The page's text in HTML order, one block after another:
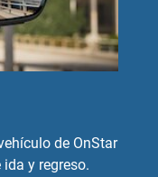
de OnStar
y regreso.